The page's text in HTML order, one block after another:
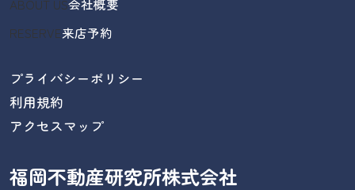
ABOUT US会社概要
RESERVE来店予約
プライバシーポリシー
利用規約
アクセスマップ
福岡不動産研究所株式会社